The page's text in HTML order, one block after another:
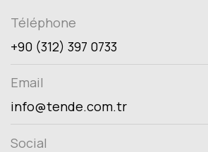
Téléphone
+90 (312) 397 0733
Email
info@tende.com.tr
Social